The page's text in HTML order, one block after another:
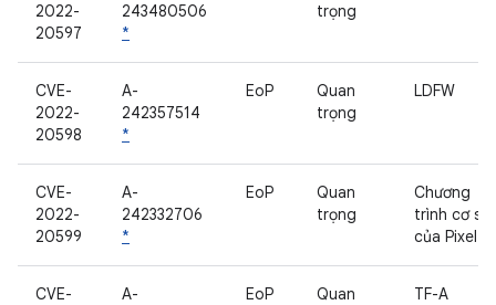
2022-
20597
243480506
*
trọng
CVE-
2022-
20598
A-
242357514
*
EoP
Quan
trọng
LDFW
CVE-
2022-
20599
A-
242332706
*
EoP
Quan
trọng
Chương
trình cơ sở
của Pixel
CVE-
A-
EoP
Quan
TF-A